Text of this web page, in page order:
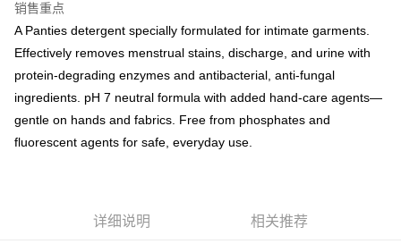
销售重点
A Panties detergent specially formulated for intimate garments.
Effectively removes menstrual stains, discharge, and urine with
protein-degrading enzymes and antibacterial, anti-fungal
ingredients. pH 7 neutral formula with added hand-care agents—
gentle on hands and fabrics. Free from phosphates and
fluorescent agents for safe, everyday use.
详细说明 相关推荐